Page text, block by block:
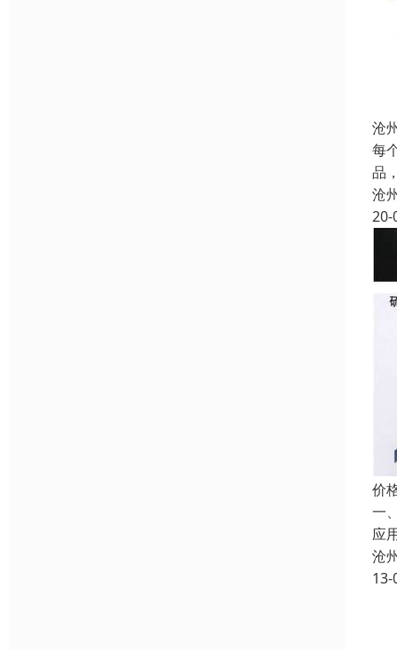
沧
每
品
沧
20-
价
一
应
沧
13-